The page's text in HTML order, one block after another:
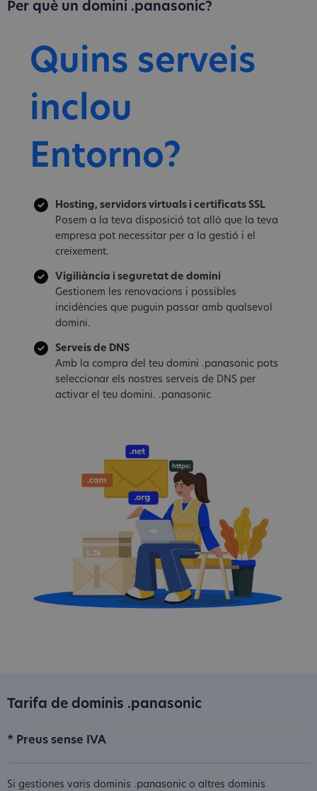
Per què un domini .panasonic?
Quins serveis
inclou
Entorno?
Hosting, servidors virtuals i certificats SSL
Posem a la teva disposició tot allò que la teva
empresa pot necessitar per a la gestió i el
creixement.
Vigiliància i seguretat de domini
Gestionem les renovacions i possibles
incidències que puguin passar amb qualsevol
domini.
Serveis de DNS
Amb la compra del teu domini .panasonic pots
seleccionar els nostres serveis de DNS per
activar el teu domini. .panasonic
Tarifa de dominis .panasonic
* Preus sense IVA
Si gestiones varis dominis .panasonic o altres dominis